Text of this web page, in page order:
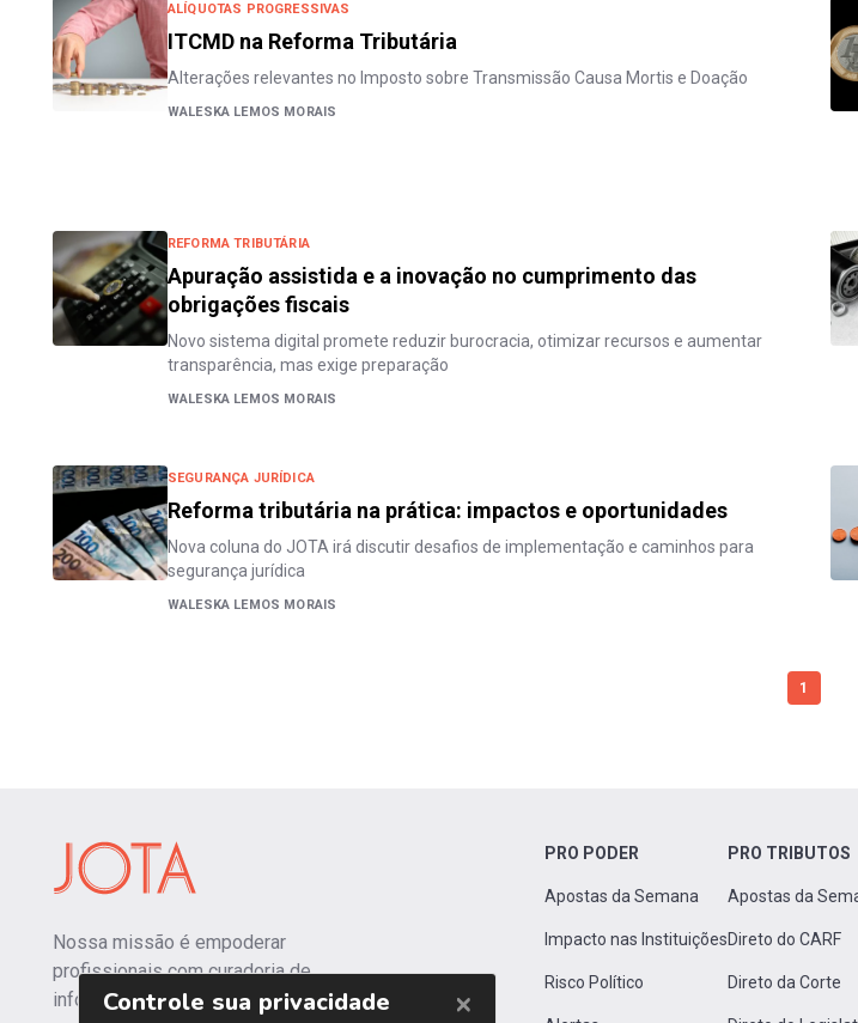
ALÍQUOTAS PROGRESSIVAS
ITCMD na Reforma Tributária
Alterações relevantes no Imposto sobre Transmissão Causa Mortis e Doação
WALESKA LEMOS MORAIS
REFORMA TRIBUTÁRIA
Apuração assistida e a inovação no cumprimento das
obrigações fiscais
Novo sistema digital promete reduzir burocracia, otimizar recursos e aumentar
transparência, mas exige preparação
WALESKA LEMOS MORAIS
SEGURANÇA JURÍDICA
Reforma tributária na prática: impactos e oportunidades
Nova coluna do JOTA irá discutir desafios de implementação e caminhos para
segurança jurídica
WALESKA LEMOS MORAIS
1
Nossa missão é empoderar
profissionais com curadoria de
informações independentes e
PRO PODER
Apostas da Semana
Impacto nas Instituições
Risco Político
PRO TRIBUTOS
Apostas da
Direto do CARF
Direto da Corte